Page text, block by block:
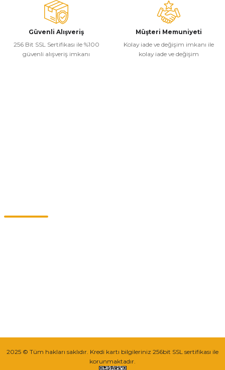
Güvenli Alışveriş
256 Bit SSL Sertifikası ile %100
güvenli alışveriş imkanı
Müşteri Memuniyeti
Kolay iade ve değişim imkanı ile
kolay iade ve değişim
2025 © Tüm hakları saklıdır. Kredi kartı bilgileriniz 256bit SSL sertifikası ile
korunmaktadır.